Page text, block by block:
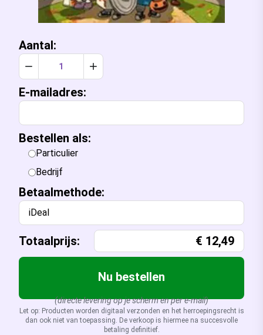
Aantal:
Verlaag aantal met 1Verhoog aantal met 1
E-mailadres:
Bestellen als:
Particulier
Bedrijf
Betaalmethode:
iDeal
Totaalprijs: € 12,49
Nu bestellen
(directe levering op je scherm en per e-mail)
Let op: Producten worden digitaal verzonden en het herroepingsrecht is
dan ook niet van toepassing. De verkoop is hiermee na succesvolle
betaling definitief.